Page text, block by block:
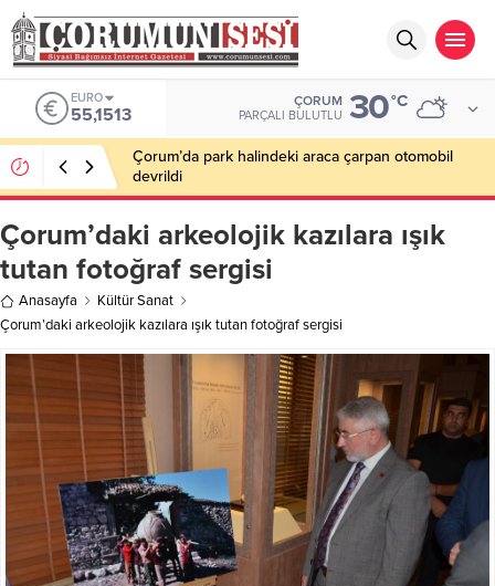
EURO
55,1513
ÇORUM
PARÇALI BULUTLU 30°C
Çorum’da park halindeki araca çarpan otomobil
devrildi
Çorum’daki arkeolojik kazılara ışık
tutan fotoğraf sergisi
Anasayfa
Kültür Sanat
Çorum’daki arkeolojik kazılara ışık tutan fotoğraf sergisi